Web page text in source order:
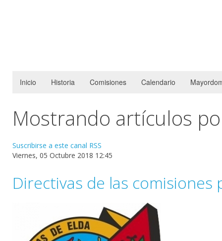
Inicio Historia Comisiones Calendario
Mostrando artículos
Suscribirse a este canal RSS
Viernes, 05 Octubre 2018 12:45
Directivas de las comisiones